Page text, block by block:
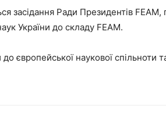
засідання Ради Президентів
України до складу FEAM.
європейської наукової